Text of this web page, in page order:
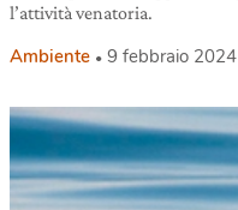
l’attività venatoria.
Ambiente 9 febbraio 2024